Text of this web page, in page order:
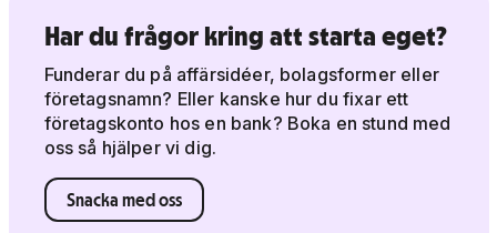
Har du frågor kring att starta eget?
Funderar du på affärsidéer, bolagsformer eller
företagsnamn? Eller kanske hur du fixar ett
företagskonto hos en bank? Boka en stund med
oss så hjälper vi dig.
Snacka med oss